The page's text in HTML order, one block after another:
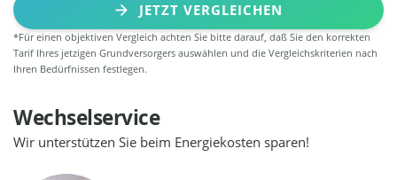
JETZT VERGLEICHEN
*Für einen objektiven Vergleich achten Sie bitte darauf, daß Sie den korrekten
Tarif Ihres jetzigen Grundversorgers auswählen und die Vergleichskriterien nach
Ihren Bedürfnissen festlegen.
Wechselservice
Wir unterstützen Sie beim Energiekosten sparen!